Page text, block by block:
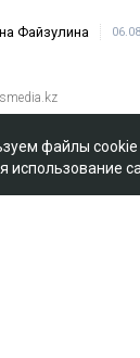
Файзулина
файлы cookie
использование